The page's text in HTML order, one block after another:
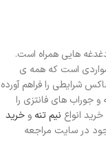
هایی همراه است.
است که همه ی
شرایطی را فراهم آورده
و جوراب های فانتزی را
خرید انواع نیم تنه و خرید
در سایت مراجعه